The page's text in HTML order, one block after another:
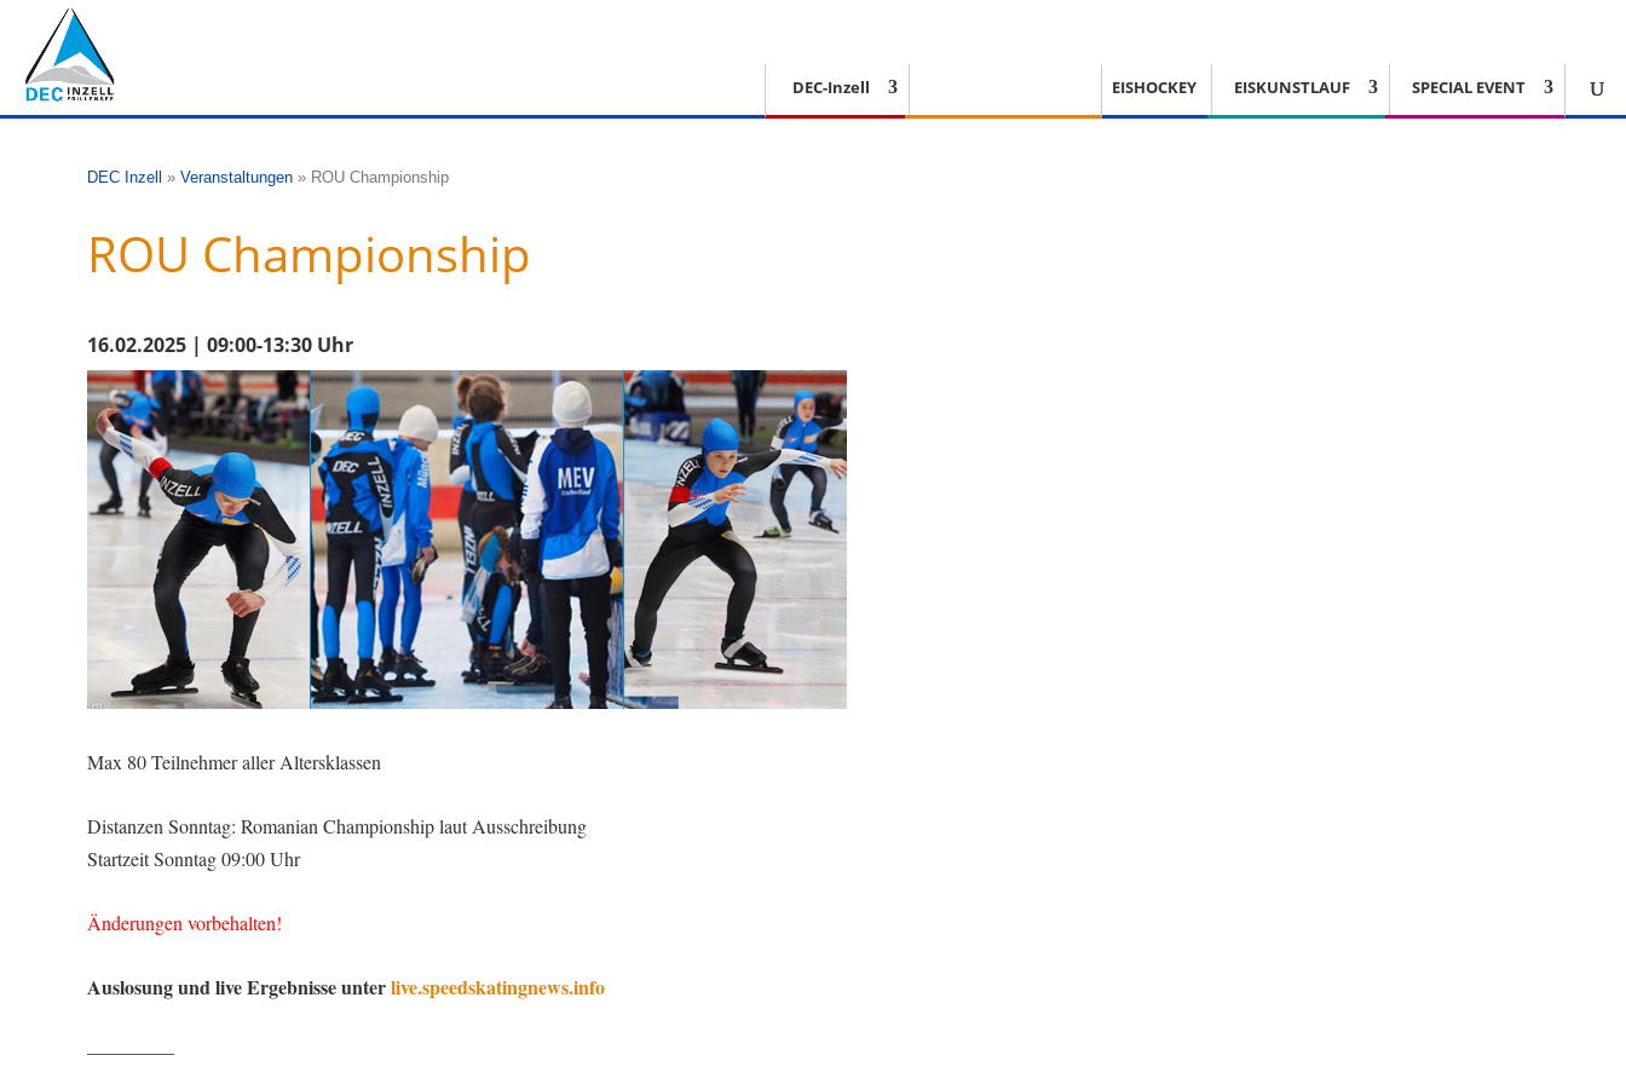
DEC-Inzell EISHOCKEY EISKUNSTLAUF SPECIAL EVENT
DEC Inzell » Veranstaltungen » ROU Championship
ROU Championship
16.02.2025 | 09:00-13:30 Uhr
Max 80 Teilnehmer aller Altersklassen
Distanzen Sonntag: Romanian Championship laut Ausschreibung
Startzeit Sonntag 09:00 Uhr
Änderungen vorbehalten!
Auslosung und live Ergebnisse unterlive.speedskatingnews.info
————–